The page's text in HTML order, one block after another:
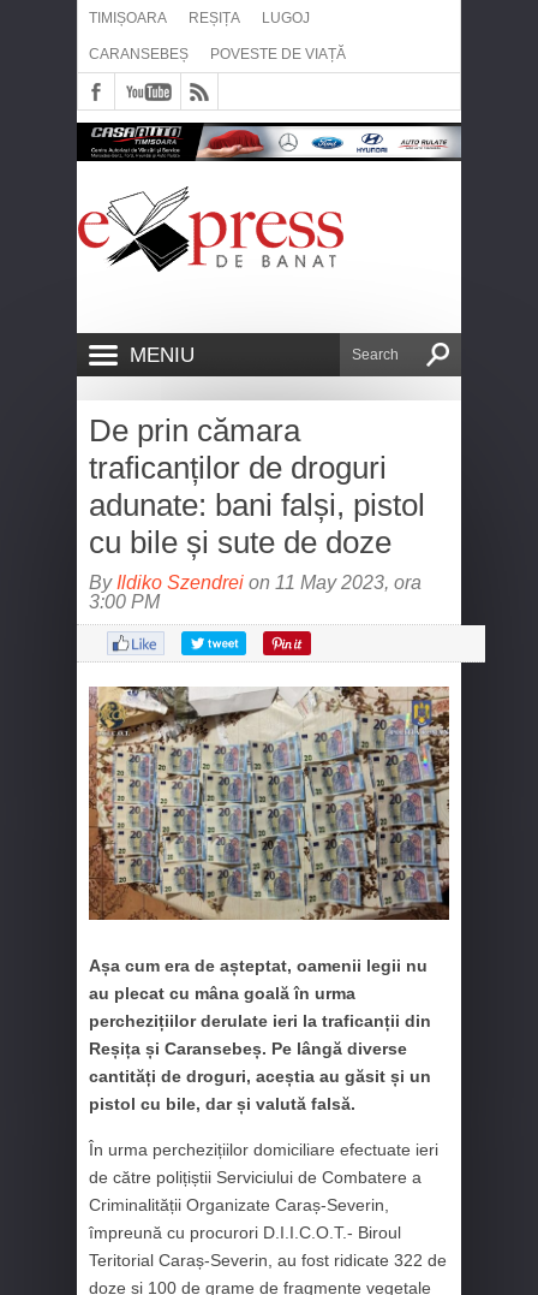
TIMIȘOARA REȘIȚA LUGOJ
CARANSEBEȘ POVESTE DE VIAȚĂ
MENIU
De prin cămara
traficanților de droguri
adunate: bani falși, pistol
cu bile și sute de doze
By Ildiko Szendrei on 11 May 2023, ora
3:00 PM
Așa cum era de așteptat, oamenii legii nu
au plecat cu mâna goală în urma
perchezițiilor derulate ieri la traficanții din
Reșița și Caransebeș. Pe lângă diverse
cantități de droguri, aceștia au găsit și un
pistol cu bile, dar și valută falsă.
În urma perchezițiilor domiciliare efectuate ieri
de către polițiștii Serviciului de Combatere a
Criminalității Organizate Caraș-Severin,
împreună cu procurori D.I.I.C.O.T.- Biroul
Teritorial Caraș-Severin, au fost ridicate 322 de
doze și 100 de grame de fragmente vegetale